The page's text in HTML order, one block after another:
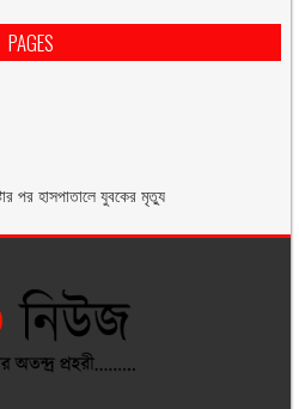
PAGES
পর হাসপাতালে যুবকের মৃত্যু